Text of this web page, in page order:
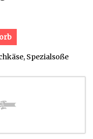
Spezialsoße